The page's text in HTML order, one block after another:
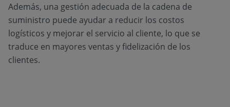
Además, una gestión adecuada de la cadena de
suministro puede ayudar a reducir los costos
logísticos y mejorar el servicio al cliente, lo que se
traduce en mayores ventas y fidelización de los
clientes.